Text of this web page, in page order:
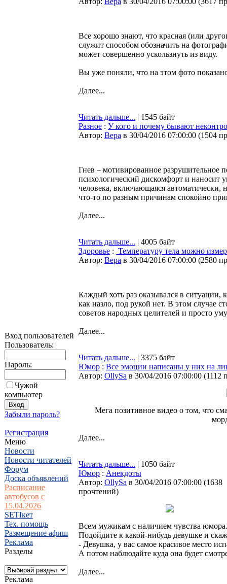
Вход пользователей
Пользователь:
Пароль:
Чужой
компьютер
Забыли пароль?
Регистрация
Меню
Новости
Новости читателей
Форум
Доска объявлений
Расписание
автобусов с
15.04.2026
SETIкет
Тех. помощь
Размещение афиш
Реклама
Разделы
Реклама
Все хорошо знают, что красная (или
служит способом обозначить на
может совершенно ускользнуть из виду.
Вы уже поняли, что на этом фото
Далее...
Читать дальше... | 1545 байт
Разное : У кого и почему бывают
Автор: Bepa в 30/04/2016 07:00:00 (1504
Гнев – мотивированное разрушительное
психологический дискомфорт и наносит
человека, включающаяся автоматически,
что-то по разным причинам спокойно
Далее...
Читать дальше... | 4005 байт
Здоровье : Температуру тела можно
Автор: Bepa в 30/04/2016 07:00:00 (2580
Каждый хоть раз оказывался в ситуации,
как назло, под рукой нет. В этом случае
советов народных целителей и просто
Далее...
Читать дальше... | 3375 байт
Юмор : Все эмоции написаны у них на
Автор: OllySa в 30/04/2016 07:00:00 (1112
Мега позитивное видео о том, что
Далее...
Читать дальше... | 1050 байт
Юмор : Анекдоты
Автор: OllySa в 30/04/2016 07:00:00 (1638
прочтений)
Всем мужикам с наличием чувства юмора.
Подойдите к какой-нибудь девушке и
- Девушка, у вас самое красивое место
А потом наблюдайте куда она будет
Далее...